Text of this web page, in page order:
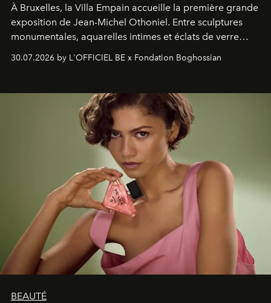
À Bruxelles, la Villa Empain accueille la première grande
exposition de Jean-Michel Othoniel. Entre sculptures
monumentales, aquarelles intimes et éclats de verre
soufflé, l’artiste français compose un itinéraire
émotionnel où chaque œuvre devient le souvenir
émerveillement.
30.07.2026 by L'OFFICIEL BE x Fondation Boghossian
BEAUTÉ